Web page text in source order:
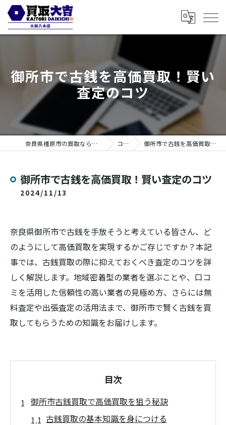
御所市で古銭を高価買取！賢い
査定のコツ
奈良県橿原市の買取なら買取大吉 大和八木店 コラム 御所市で古銭を高価買取！賢い査定のコツ
御所市で古銭を高価買取！賢い査定のコツ
2024/11/13
奈良県御所市で古銭を手放そうと考えている皆さん、ど
のようにして高価買取を実現するかご存じですか？本記
事では、古銭買取の際に抑えておくべき査定のコツを詳
しく解説します。地域密着型の業者を選ぶことや、口コ
ミを活用した信頼性の高い業者の見極め方、さらには無
料査定や出張査定の活用法まで、御所市で賢く古銭を買
取してもらうための知識をお届けします。
目次
御所市古銭買取で高価買取を狙う秘訣
古銭買取の基本知識を身につける